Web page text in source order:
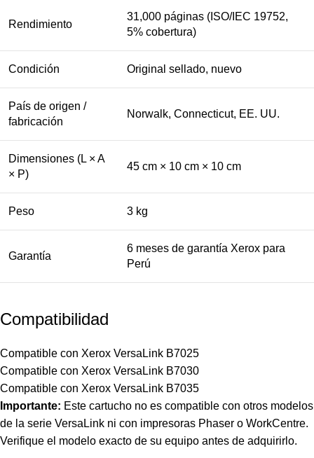
Rendimiento
31,000 páginas (ISO/IEC 19752,
5% cobertura)
Condición Original sellado, nuevo
País de origen /
fabricación
Norwalk, Connecticut, EE. UU.
Dimensiones (L × A
× P)
45 cm × 10 cm × 10 cm
Peso 3 kg
Garantía
6 meses de garantía Xerox para
Perú
Compatibilidad
Compatible con Xerox VersaLink B7025
Compatible con Xerox VersaLink B7030
Compatible con Xerox VersaLink B7035
Importante: Este cartucho no es compatible con otros modelos
de la serie VersaLink ni con impresoras Phaser o WorkCentre.
Verifique el modelo exacto de su equipo antes de adquirirlo.